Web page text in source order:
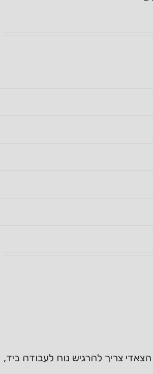
צריך להרגיש נוח לעבודה ביד,